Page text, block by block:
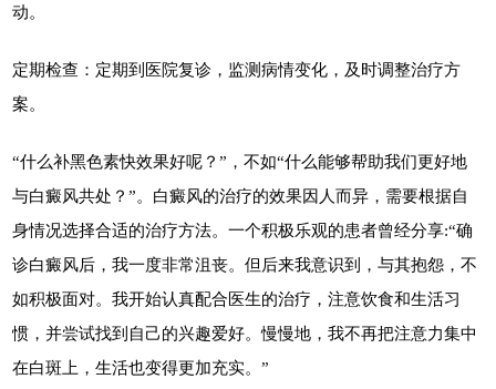
动。
定期检查：定期到医院复诊，监测病情变化，及时调整治疗方
案。
“什么补黑色素快效果好呢？”，不如“什么能够帮助我们更好地
与白癜风共处？”。白癜风的治疗的效果因人而异，需要根据自
身情况选择合适的治疗方法。一个积极乐观的患者曾经分享:“确
诊白癜风后，我一度非常沮丧。但后来我意识到，与其抱怨，不
如积极面对。我开始认真配合医生的治疗，注意饮食和生活习
惯，并尝试找到自己的兴趣爱好。慢慢地，我不再把注意力集中
在白斑上，生活也变得更加充实。”